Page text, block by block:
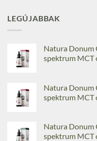
LEGÚJABBAK
Natura Donum
spektrum MCT
Natura Donum
spektrum MCT
Natura Donum
spektrum MCT